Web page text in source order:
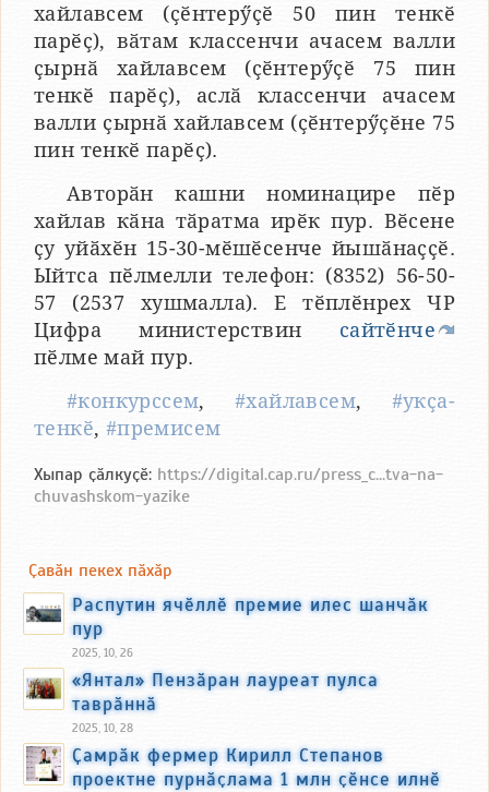
хайлавсем (ҫӗнтерӳҫӗ 50 пин тенкӗ
парӗҫ), вӑтам классенчи ачасем валли
ҫырнӑ хайлавсем (ҫӗнтерӳҫӗ 75 пин
тенкӗ парӗҫ), аслӑ классенчи ачасем
валли ҫырнӑ хайлавсем (ҫӗнтерӳҫӗне 75
пин тенкӗ парӗҫ).
Авторӑн кашни номинацире пӗр
хайлав кӑна тӑратма ирӗк пур. Вӗсене
ҫу уйӑхӗн 15-30-мӗшӗсенче йышӑнаҫҫӗ.
Ыйтса пӗлмелли телефон: (8352) 56-50-
57 (2537 хушмалла). Е тӗплӗнрех ЧР
Цифра министерствин сайтӗнче
пӗлме май пур.
#конкурссем, #хайлавсем, #укҫа-
тенкӗ, #премисем
Хыпар ҫӑлкуҫӗ: https://digital.cap.ru/press_c...tva-na-
chuvashskom-yazike
Ҫавӑн пекех пӑхӑр
Распутин ячӗллӗ премие илес шанчӑк
пур
2025, 10, 26
«Янтал» Пензӑран лауреат пулса
таврӑннӑ
2025, 10, 28
Ҫамрӑк фермер Кирилл Степанов
проектне пурнӑҫлама 1 млн ҫӗнсе илнӗ